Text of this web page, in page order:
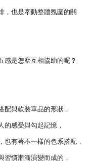
，也是牽動整體氛圍的關
感是怎麼互相協助的呢？
配與軟裝單品的形狀，
的感受與勾起記憶，
也有著不一樣的色系搭配，
習慣漸漸演變而成的，